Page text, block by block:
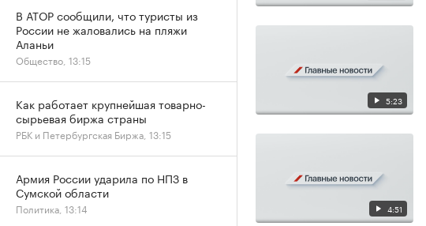
5:23
4:51
В АТОР сообщили, что туристы из
России не жаловались на пляжи
Аланьи
Общество, 13:15
Как работает крупнейшая товарно-
сырьевая биржа страны
РБК и Петербургская Биржа, 13:15
Армия России ударила по НПЗ в
Сумской области
Политика, 13:14